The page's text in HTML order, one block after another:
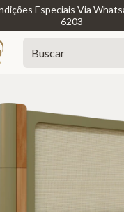
Especiais Via
6203